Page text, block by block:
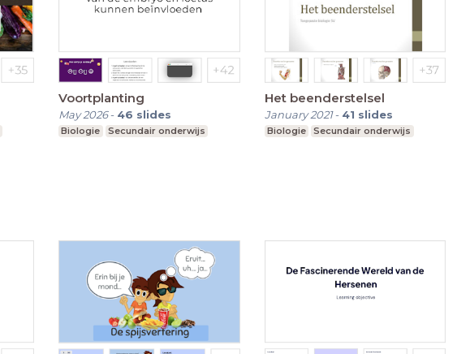
Voortplanting
May 2026- 46 slides
Biologie Secundair onderwijs
Het beenderstelsel
January 2021- 41 slides
Biologie Secundair onderwijs